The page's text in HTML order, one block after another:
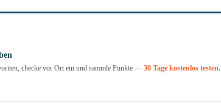
checke vor Ort ein und sammle Punkte —30 Tage kostenlos testen.